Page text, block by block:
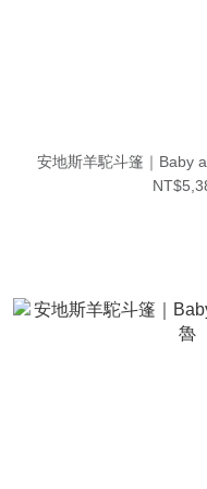
安地斯羊駝斗篷｜Baby